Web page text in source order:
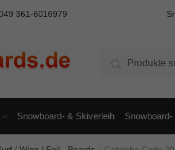
49 361-6016979
nach:
Suche
Snowboard- & Skiverleih